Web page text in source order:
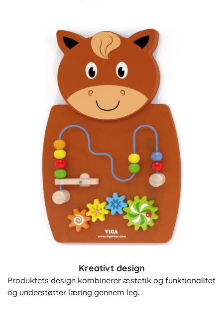
Kreativt design
Produktets design kombinerer æstetik og funktionalitet
og understøtter læring gennem leg.